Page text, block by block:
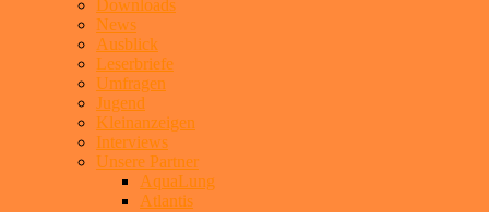
Downloads
News
Ausblick
Leserbriefe
Umfragen
Jugend
Kleinanzeigen
Interviews
Unsere Partner
AquaLung
Atlantis